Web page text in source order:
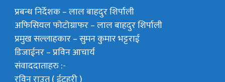
प्रबन्ध निर्देशक –लाल बाहदुर शिर्पाली
अफिसियल फोटोग्राफर –लाल बाहदुर शिर्पाली
प्रमुख सल्लाहकार –सुमन कुमार भट्टराई
डिजाईनर – प्रविन आचार्य
संवाददाताहरु :-